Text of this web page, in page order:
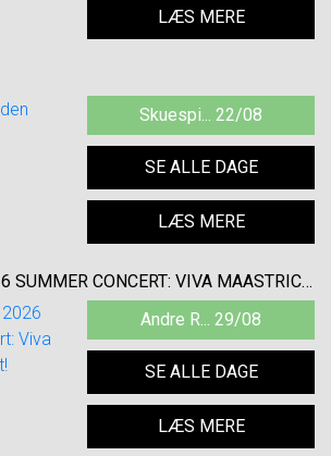
LÆS MERE
Skuespi... 22/08
SE ALLE DAGE
LÆS MERE
ANDRE RIEUS 2026 SUMMER CONCERT: VIVA MAASTRICHT!
Andre R... 29/08
SE ALLE DAGE
LÆS MERE